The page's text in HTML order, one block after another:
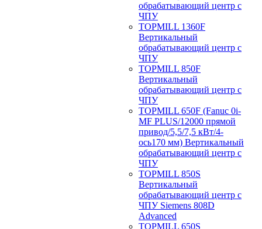
обрабатывающий центр с
ЧПУ
TOPMILL 1360F
Вертикальный
обрабатывающий центр с
ЧПУ
TOPMILL 850F
Вертикальный
обрабатывающий центр с
ЧПУ
TOPMILL 650F (Fanuc 0i-
MF PLUS/12000 прямой
привод/5,5/7,5 кВт/4-
ось170 мм) Вертикальный
обрабатывающий центр с
ЧПУ
TOPMILL 850S
Вертикальный
обрабатывающий центр с
ЧПУ Siemens 808D
Advanced
TOPMILL 650S